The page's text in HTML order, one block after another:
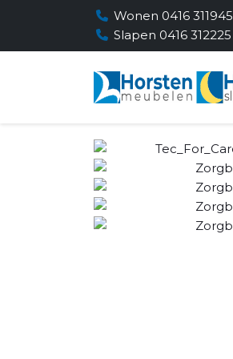
Wonen 0416 311945
Slapen 0416 312225